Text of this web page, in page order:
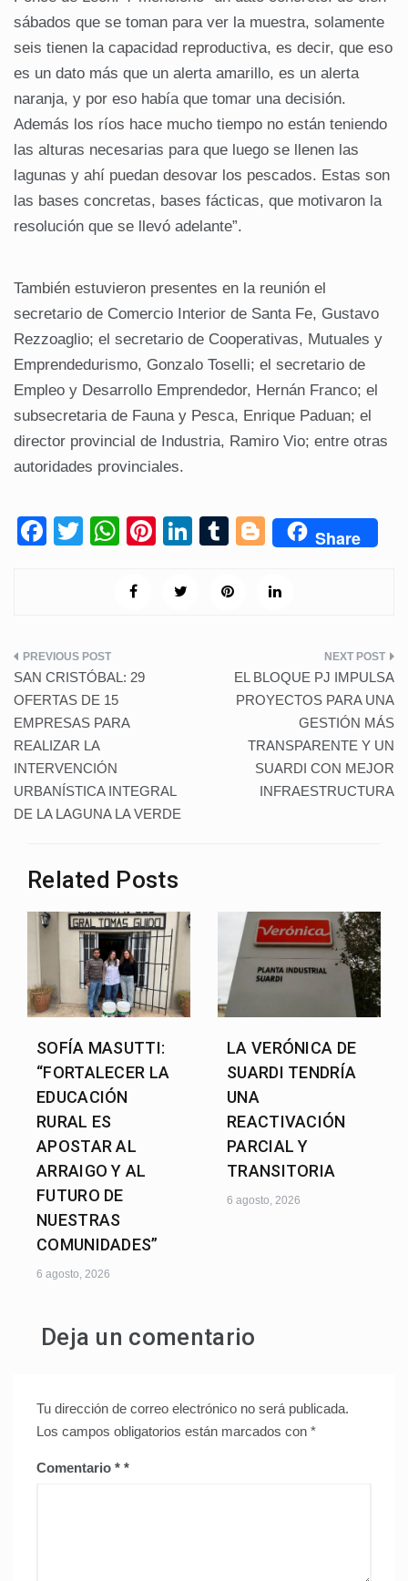
sábados que se toman para ver la muestra, solamente
seis tienen la capacidad reproductiva, es decir, que eso
es un dato más que un alerta amarillo, es un alerta
naranja, y por eso había que tomar una decisión.
Además los ríos hace mucho tiempo no están teniendo
las alturas necesarias para que luego se llenen las
lagunas y ahí puedan desovar los pescados. Estas son
las bases concretas, bases fácticas, que motivaron la
resolución que se llevó adelante”.
También estuvieron presentes en la reunión el
secretario de Comercio Interior de Santa Fe, Gustavo
Rezzoaglio; el secretario de Cooperativas, Mutuales y
Emprendedurismo, Gonzalo Toselli; el secretario de
Empleo y Desarrollo Emprendedor, Hernán Franco; el
subsecretaria de Fauna y Pesca, Enrique Paduan; el
director provincial de Industria, Ramiro Vio; entre otras
autoridades provinciales.
F
b
o
o
k
T
W
at
p
Pi
er
Li
T
m
Bl
g
Share
Navegación
de
entradas
SAN CRISTÓBAL: 29
OFERTAS DE 15
EMPRESAS PARA
REALIZAR LA
INTERVENCIÓN
URBANÍSTICA INTEGRAL
DE LA LAGUNA LA VERDE
EL BLOQUE PJ IMPULSA
PROYECTOS PARA UNA
GESTIÓN MÁS
TRANSPARENTE Y UN
SUARDI CON MEJOR
INFRAESTRUCTURA
Related Posts
SOFÍA MASUTTI:
“FORTALECER LA
EDUCACIÓN
RURAL ES
APOSTAR AL
ARRAIGO Y AL
FUTURO DE
NUESTRAS
COMUNIDADES”
6 agosto, 2026
LA VERÓNICA DE
SUARDI TENDRÍA
UNA
REACTIVACIÓN
PARCIAL Y
TRANSITORIA
6 agosto, 2026
Deja un comentario
Tu dirección de correo electrónico no será publicada.
Los campos obligatorios están marcados con *
Comentario *